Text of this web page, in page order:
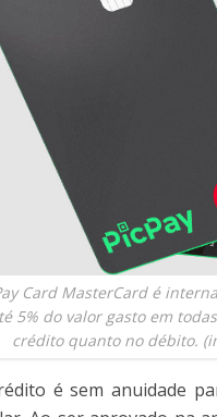
Card MasterCard é
5% do valor gasto em
crédito quanto no débito.
é sem anuidade